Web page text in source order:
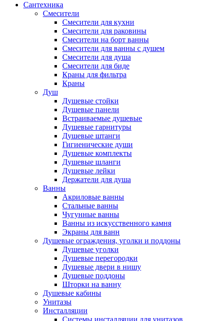
Сантехника
Смесители
Смесители для кухни
Смесители для раковины
Смесители на борт ванны
Смесители для ванны с душем
Смесители для душа
Смесители для биде
Краны для фильтра
Краны
Душ
Душевые стойки
Душевые панели
Встраиваемые душевые
Душевые гарнитуры
Душевые штанги
Гигиенические души
Душевые комплекты
Душевые шланги
Душевые лейки
Держатели для душа
Ванны
Акриловые ванны
Стальные ванны
Чугунные ванны
Ванны из искусственного камня
Экраны для ванн
Душевые ограждения, уголки и поддоны
Душевые уголки
Душевые перегородки
Душевые двери в нишу
Душевые поддоны
Шторки на ванну
Душевые кабины
Унитазы
Инсталляции
Системы инсталляции для унитазов